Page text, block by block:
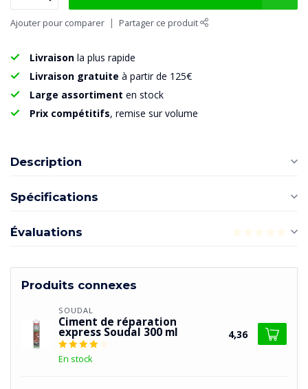
Ajouter pour comparer Partager ce produit
Livraison la plus rapide
Livraison gratuite à partir de 125€
Large assortiment en stock
Prix compétitifs, remise sur volume
Description
Spécifications
Évaluations
Produits connexes
SOUDAL
Ciment de réparation
express Soudal 300 ml
En stock
4,36